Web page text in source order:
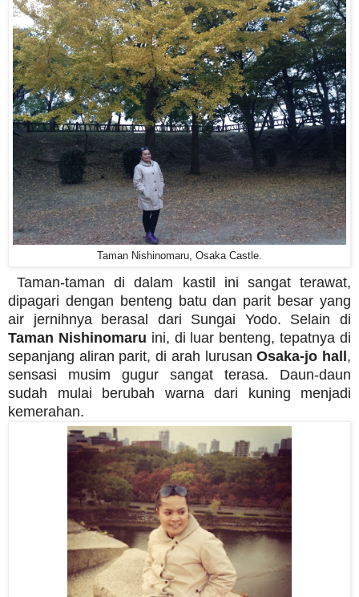
Taman Nishinomaru, Osaka Castle.
Taman-taman di dalam kastil ini sangat terawat,
dipagari dengan benteng batu dan parit besar yang
air jernihnya berasal dari Sungai Yodo. Selain di
Taman Nishinomaru ini, di luar benteng, tepatnya di
sepanjang aliran parit, di arah lurusanOsaka-jo hall,
sensasi musim gugur sangat terasa. Daun-daun
sudah mulai berubah warna dari kuning menjadi
kemerahan.